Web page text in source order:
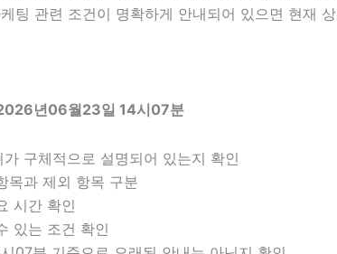
팅 관련 조건이 명확하게 안내되어 있으면 현재
년06월23일 14시07분
구체적으로 설명되어 있는지 확인
목과 제외 항목 구분
시간 확인
있는 조건 확인